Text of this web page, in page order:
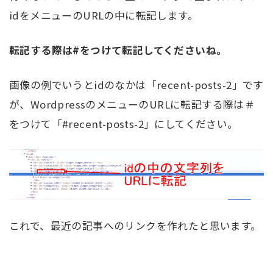
idをメニューのURLの中に転記します。
転記する際は#をつけて転記してくださいね。
画像の例でいうとidのなかは「recent-posts-2」です
が、WordpressのメニューのURLに転記する際は＃
をつけて「#recent-posts-2」にしてください。
これで、最近の記事へのリンクを作れたと思います。